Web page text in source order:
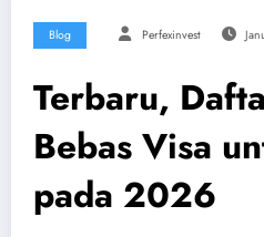
Blog Perfexinvest
Terbaru,
Bebas Visa
pada 2026